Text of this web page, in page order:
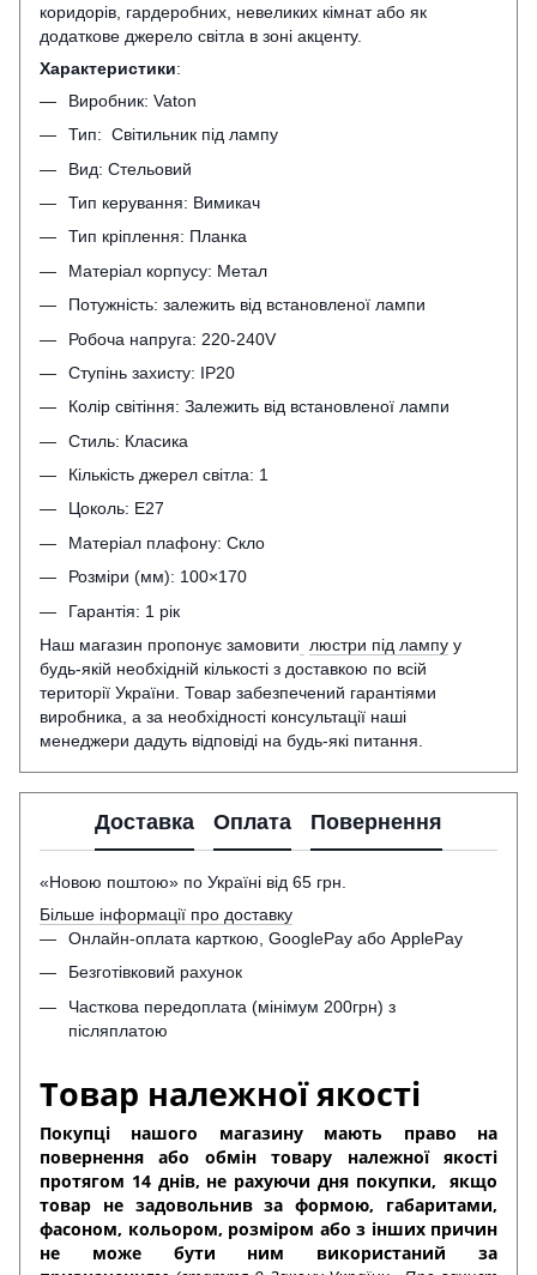
коридорів, гардеробних, невеликих кімнат або як
додаткове джерело світла в зоні акценту.
Характеристики:
Виробник: Vaton
Тип: Світильник під лампу
Вид: Стельовий
Тип керування: Вимикач
Тип кріплення: Планка
Матеріал корпусу: Метал
Потужність: залежить від встановленої лампи
Робоча напруга: 220-240V
Ступінь захисту: IP20
Колір світіння: Залежить від встановленої лампи
Стиль: Класика
Кількість джерел світла: 1
Цоколь: Е27
Матеріал плафону: Скло
Розміри (мм): 100×170
Гарантія: 1 рік
Наш магазин пропонує замовити
люстри під лампу у
будь-якій необхідній кількості з доставкою по всій
території України. Товар забезпечений гарантіями
виробника, а за необхідності консультації наші
менеджери дадуть відповіді на будь-які питання.
Доставка Оплата Повернення
«Новою поштою» по Україні від 65 грн.
Більше інформації про доставку
Онлайн-оплата карткою, GooglePay або ApplePay
Безготівковий рахунок
Часткова передоплата (мінімум 200грн) з
післяплатою
Товар належної якості
Покупці нашого магазину мають право на
повернення або обмін товару належної якості
протягом 14 днів, не рахуючи дня покупки,
якщо
товар не задовольнив за формою, габаритами,
фасоном, кольором, розміром або з інших причин
не може бути ним використаний за